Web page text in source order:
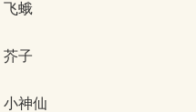
蛾
子
神仙